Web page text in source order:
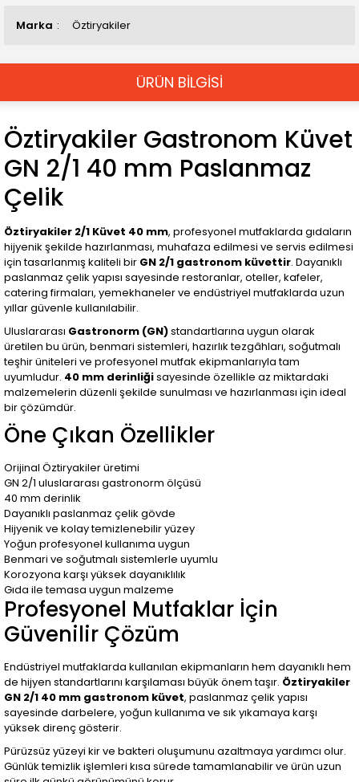
Marka Öztiryakiler
ÜRÜN BİLGİSİ
Öztiryakiler Gastronom Küvet
GN 2/1 40 mm Paslanmaz
Çelik
Öztiryakiler 2/1 Küvet 40 mm, profesyonel mutfaklarda gıdaların
hijyenik şekilde hazırlanması, muhafaza edilmesi ve servis edilmesi
için tasarlanmış kaliteli bir GN 2/1 gastronom küvettir. Dayanıklı
paslanmaz çelik yapısı sayesinde restoranlar, oteller, kafeler,
catering firmaları, yemekhaneler ve endüstriyel mutfaklarda uzun
yıllar güvenle kullanılabilir.
Uluslararası Gastronorm (GN)standartlarına uygun olarak
üretilen bu ürün, benmari sistemleri, hazırlık tezgâhları, soğutmalı
teşhir üniteleri ve profesyonel mutfak ekipmanlarıyla tam
uyumludur. 40 mm derinliğisayesinde özellikle az miktardaki
malzemelerin düzenli şekilde sunulması ve hazırlanması için ideal
bir çözümdür.
Öne Çıkan Özellikler
Orijinal Öztiryakiler üretimi
GN 2/1 uluslararası gastronorm ölçüsü
40 mm derinlik
Dayanıklı paslanmaz çelik gövde
Hijyenik ve kolay temizlenebilir yüzey
Yoğun profesyonel kullanıma uygun
Benmari ve soğutmalı sistemlerle uyumlu
Korozyona karşı yüksek dayanıklılık
Gıda ile temasa uygun malzeme
Profesyonel Mutfaklar İçin
Güvenilir Çözüm
Endüstriyel mutfaklarda kullanılan ekipmanların hem dayanıklı hem
de hijyen standartlarını karşılaması büyük önem taşır. Öztiryakiler
GN 2/1 40 mm gastronom küvet, paslanmaz çelik yapısı
sayesinde darbelere, yoğun kullanıma ve sık yıkamaya karşı
yüksek direnç gösterir.
Pürüzsüz yüzeyi kir ve bakteri oluşumunu azaltmaya yardımcı olur.
Günlük temizlik işlemleri kısa sürede tamamlanabilir ve ürün uzun